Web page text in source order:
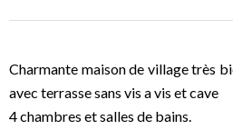
Charmante maison de village très
avec terrasse sans vis a vis et cave
4 chambres et salles de bains.